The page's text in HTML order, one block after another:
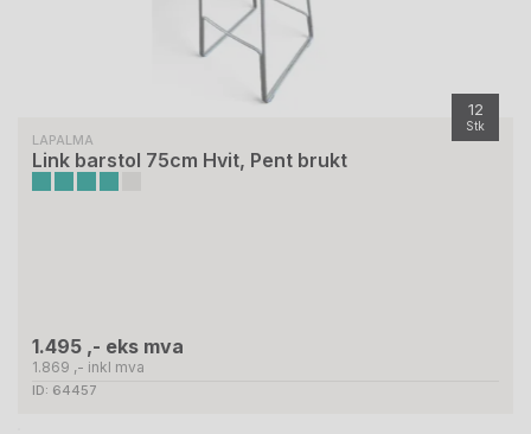
12
Stk
LAPALMA
Link barstol 75cm Hvit, Pent brukt
1.495 ,- eks mva
1.869 ,- inkl mva
ID: 64457